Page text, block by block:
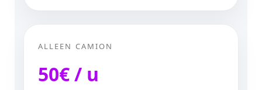
ALLEEN CAMION
50€ / u